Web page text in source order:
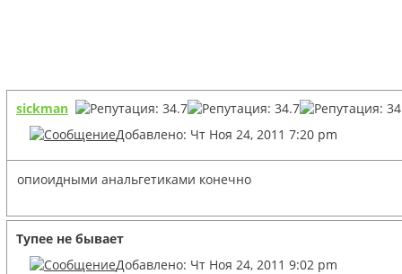
sickman
Добавлено: Чт Ноя 24, 2011 7:20 pm
опиоидными анальгетиками конечно
Тупее не бывает
Добавлено: Чт Ноя 24, 2011 9:02 pm